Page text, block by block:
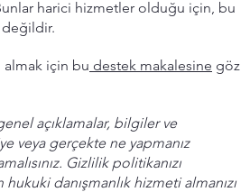
harici hizmetler olduğu için, bu
değildir.
almak için bu destek makalesine göz
açıklamalar, bilgiler ve
veya gerçekte ne yapmanız
Gizlilik politikanızı
danışmanlık hizmeti almanızı